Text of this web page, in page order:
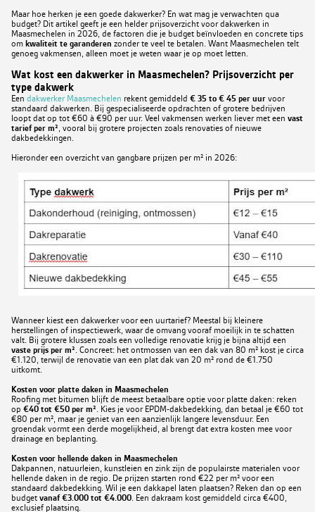
Maar hoe herken je een goede dakwerker? En wat mag je verwachten qua
budget? Dit artikel geeft je een helder prijsoverzicht voor dakwerken in
Maasmechelen in 2026, de factoren die je budget beïnvloeden en concrete tips
om kwaliteit te garanderen zonder te veel te betalen. Want Maasmechelen telt
genoeg vakmensen, alleen moet je weten waar je op moet letten.
Wat kost een dakwerker in Maasmechelen? Prijsoverzicht per
type dakwerk
Een dakwerker Maasmechelen rekent gemiddeld € 35 to € 45 per uur voor
standaard dakwerken. Bij gespecialiseerde opdrachten of grotere bedrijven
loopt dat op tot €60 à €90 per uur. Veel vakmensen werken liever met een vast
tarief per m², vooral bij grotere projecten zoals renovaties of nieuwe
dakbedekkingen.
Hieronder een overzicht van gangbare prijzen per m² in 2026:
Wanneer kiest een dakwerker voor een uurtarief? Meestal bij kleinere
herstellingen of inspectiewerk, waar de omvang vooraf moeilijk in te schatten
valt. Bij grotere klussen zoals een volledige renovatie krijg je bijna altijd een
vaste prijs per m². Concreet: het ontmossen van een dak van 80 m² kost je circa
€1.120, terwijl de renovatie van een plat dak van 20 m² rond de €1.750
uitkomt.
Kosten voor platte daken in Maasmechelen
Roofing met bitumen blijft de meest betaalbare optie voor platte daken: reken
op €40 tot €50 per m². Kies je voor EPDM-dakbedekking, dan betaal je €60 tot
€80 per m², maar je geniet van een aanzienlijk langere levensduur. Een
groendak vormt een derde mogelijkheid, al brengt dat extra kosten mee voor
drainage en beplanting.
Kosten voor hellende daken in Maasmechelen
Dakpannen, natuurleien, kunstleien en zink zijn de populairste materialen voor
hellende daken in de regio. De prijzen starten rond €22 per m² voor een
standaard dakbedekking. Wil je een dakkapel laten plaatsen? Reken dan op een
budget vanaf €3.000 tot €4.000. Een dakraam kost gemiddeld circa €400,
exclusief plaatsing.